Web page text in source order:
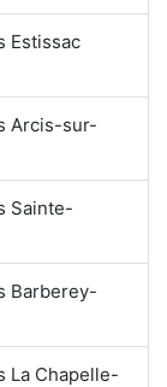
Estissac
Arcis-sur-
Sainte-
Barberey-
La Chapelle-